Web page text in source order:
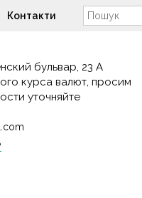
Контакти
бульвар, 23 А
курса валют, просим
уточняйте